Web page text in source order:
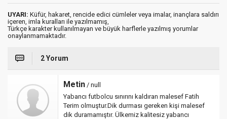
UYARI: Küfür, hakaret, rencide edici cümleler veya imalar, inançlara saldırı
içeren, imla kuralları ile yazılmamış,
Türkçe karakter kullanılmayan ve büyük harflerle yazılmış yorumlar
onaylanmamaktadır.
2 Yorum
Metin / null
Yabancı futbolcu sınırını kaldıran malesef Fatih
Terim olmuştur.Dik durması gereken kişi malesef
dik duramamıştır. Ülkemiz kalitesiz yabancı